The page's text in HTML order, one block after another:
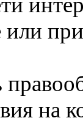
или
на